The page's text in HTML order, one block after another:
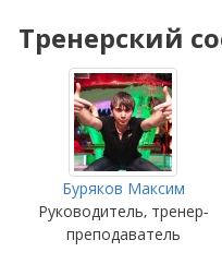
Тренерский
Буряков Максим
Руководитель, тренер-
преподаватель